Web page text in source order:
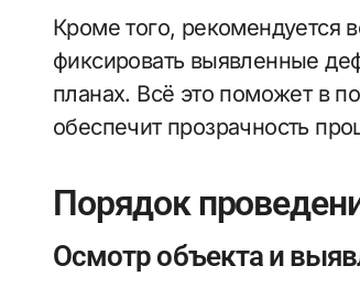
Кроме того, рекомендуется
фиксировать выявленные
планах. Всё это поможет в
обеспечит прозрачность
Порядок
Осмотр объекта и